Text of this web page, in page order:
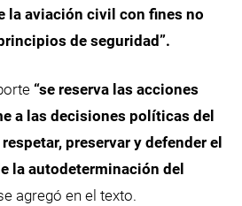
la aviación civil con fines no
de seguridad”.
“se reserva las acciones
a las decisiones políticas del
preservar y defender el
la autodeterminación del
agregó en el texto.